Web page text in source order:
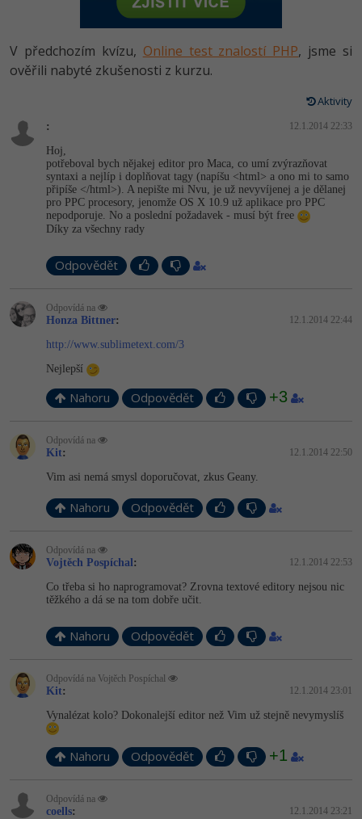
HTML5, CSS3, Bootstrap, SEO
SQL a databáze
React
Spring
ASP.NET MVC
PHP
JavaScript
UML a návrhové vzory
MySQL/MariaDB
MS-SQL
Vývojář mobilních aplikací
Specialista na AI a bigdata
Tester
Systémový administrátor
Grafik / UX/UI návrhář
3D grafik
Projektový manažer
Databázový analytik
Copywriter
-80%
JavaScript -80%
Swift -80%
Kotlin -80%
-80%
VB.NET
SQL
-80%
Algoritmy -41%
Pro děti
Více
Fórum
Kurzy e-commerce
Testování softwaru
Kurzy designu
Příběhy absolventů
Blog
Kariéra
Pro firmy
V předchozím kvízu, Online test znalostí PHP, jsme si
ověřili nabyté zkušenosti z kurzu.
Aktivity
: 12.1.2014 22:33
Hoj,
potřeboval bych nějakej editor pro Maca, co umí zvýrazňovat
syntaxi a nejlíp i doplňovat tagy (napíšu <html> a ono mi to samo
připíše </html>). A nepište mi Nvu, je už nevyvíjenej a je dělanej
pro PPC procesory, jenomže OS X 10.9 už aplikace pro PPC
nepodporuje. No a poslední požadavek - musí být free
Díky za všechny rady
Odpovědět
Odpovídá na
Honza Bittner: 12.1.2014 22:44
http://www.sublimetext.com/3
Nejlepší
Nahoru Odpovědět +3
Odpovídá na
Kit: 12.1.2014 22:50
Vim asi nemá smysl doporučovat, zkus Geany.
Nahoru Odpovědět
Odpovídá na
Vojtěch Pospíchal: 12.1.2014 22:53
Co třeba si ho naprogramovat? Zrovna textové editory nejsou nic
těžkého a dá se na tom dobře učit.
Nahoru Odpovědět
Odpovídá na Vojtěch Pospíchal
Kit: 12.1.2014 23:01
Vynalézat kolo? Dokonalejší editor než Vim už stejně nevymyslíš
Nahoru Odpovědět +1
Odpovídá na
coells: 12.1.2014 23:21